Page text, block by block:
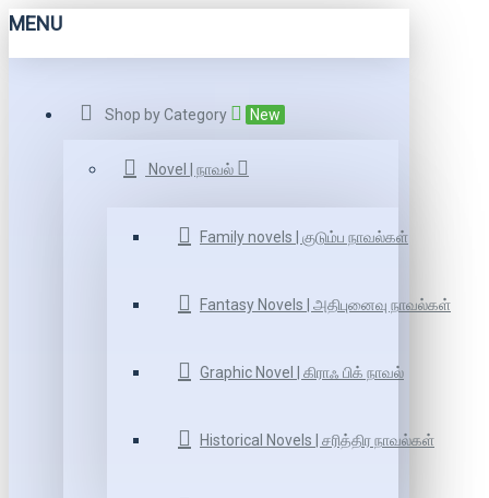
MENU
Shop by Category New
Novel | நாவல்
Family novels | குடும்ப நாவல்கள்
Fantasy Novels | அதிபுனைவு நாவல்கள்
Graphic Novel | கிராஃ பிக் நாவல்
Historical Novels | சரித்திர நாவல்கள்